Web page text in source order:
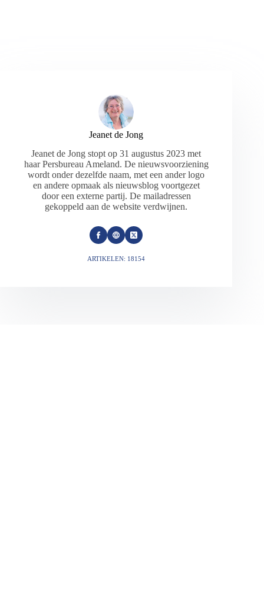
Jeanet de Jong
Jeanet de Jong stopt op 31 augustus 2023 met
haar Persbureau Ameland. De nieuwsvoorziening
wordt onder dezelfde naam, met een ander logo
en andere opmaak als nieuwsblog voortgezet
door een externe partij. De mailadressen
gekoppeld aan de website verdwijnen.
ARTIKELEN: 18154